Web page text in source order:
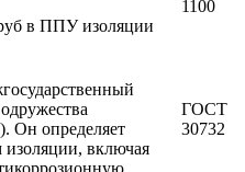
в ППУ изоляции
1100
Он определяет
изоляции, включая
ГОСТ
30732